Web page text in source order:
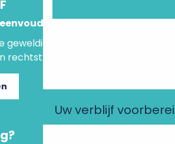
Uw verblijf
geweldige aanbiedingen en
in je inbox.